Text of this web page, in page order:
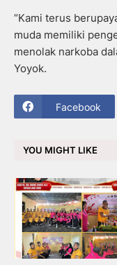
“Kami terus
muda memiliki
menolak narkoba
Yoyok.
Facebook
YOU MIGHT LIKE